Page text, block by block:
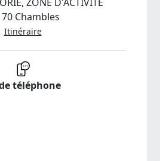
Chambles
Itinéraire
téléphone